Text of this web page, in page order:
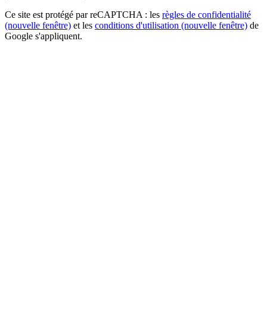
Ce site est protégé par reCAPTCHA : les règles de confidentialité
(nouvelle fenêtre) et les conditions d'utilisation (nouvelle fenêtre) de
Google s'appliquent.